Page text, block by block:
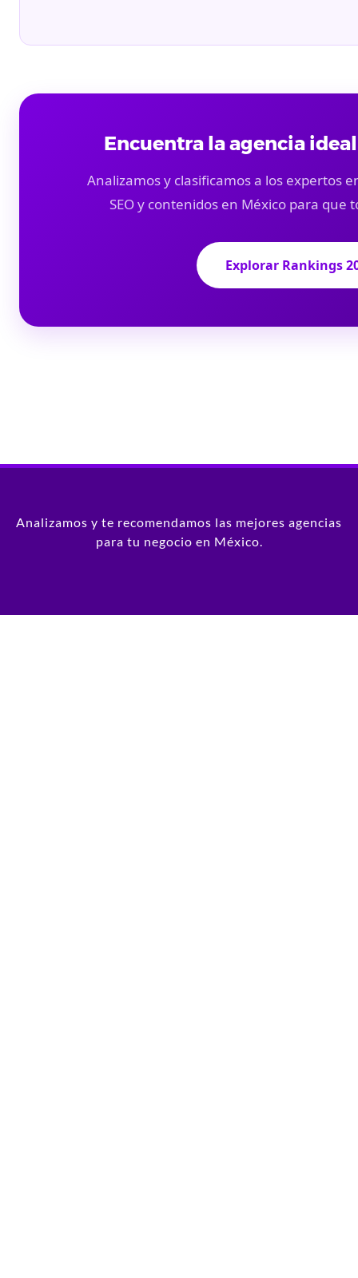
Encuentra la agencia
Analizamos y clasificamos a los expertos
SEO y contenidos en México para que
Explorar Rankings
Analizamos y te recomendamos las mejores agencias
para tu negocio en México.